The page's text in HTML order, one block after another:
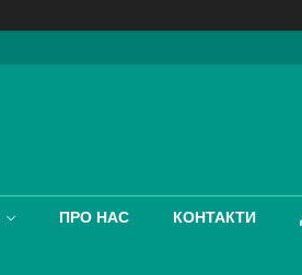
ПРО НАС КОНТАКТИ